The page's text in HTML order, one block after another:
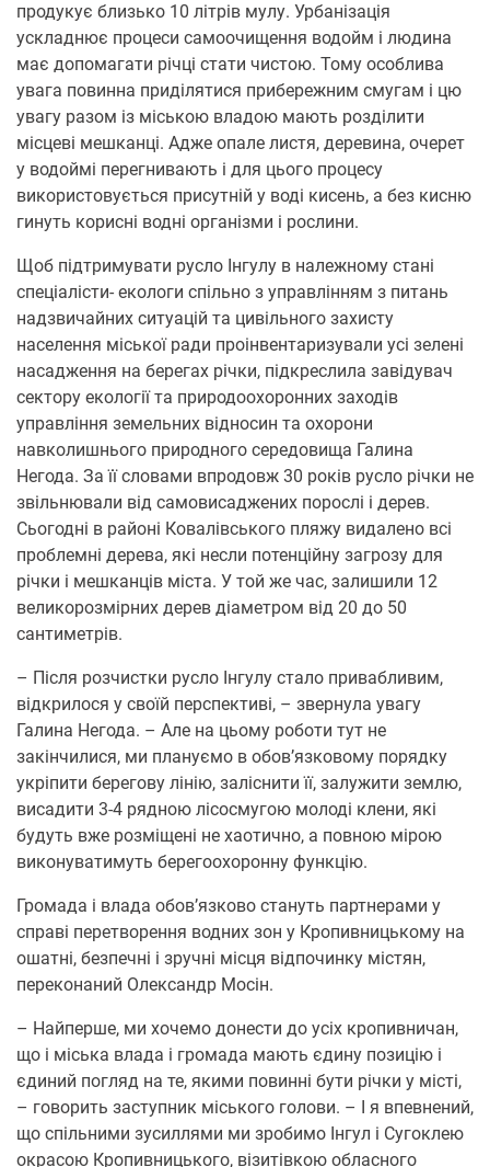
продукує близько 10 літрів мулу. Урбанізація
ускладнює процеси самоочищення водойм і людина
має допомагати річці стати чистою. Тому особлива
увага повинна приділятися прибережним смугам і цю
увагу разом із міською владою мають розділити
місцеві мешканці. Адже опале листя, деревина, очерет
у водоймі перегнивають і для цього процесу
використовується присутній у воді кисень, а без кисню
гинуть корисні водні організми і рослини.
Щоб підтримувати русло Інгулу в належному стані
спеціалісти- екологи спільно з управлінням з питань
надзвичайних ситуацій та цивільного захисту
населення міської ради проінвентаризували усі зелені
насадження на берегах річки, підкреслила завідувач
сектору екології та природоохоронних заходів
управління земельних відносин та охорони
навколишнього природного середовища Галина
Негода. За її словами впродовж 30 років русло річки не
звільнювали від самовисаджених порослі і дерев.
Сьогодні в районі Ковалівського пляжу видалено всі
проблемні дерева, які несли потенційну загрозу для
річки і мешканців міста. У той же час, залишили 12
великорозмірних дерев діаметром від 20 до 50
сантиметрів.
– Після розчистки русло Інгулу стало привабливим,
відкрилося у своїй перспективі, – звернула увагу
Галина Негода. – Але на цьому роботи тут не
закінчилися, ми плануємо в обов’язковому порядку
укріпити берегову лінію, заліснити її, залужити землю,
висадити 3-4 рядною лісосмугою молоді клени, які
будуть вже розміщені не хаотично, а повною мірою
виконуватимуть берегоохоронну функцію.
Громада і влада обов’язково стануть партнерами у
справі перетворення водних зон у Кропивницькому на
ошатні, безпечні і зручні місця відпочинку містян,
переконаний Олександр Мосін.
– Найперше, ми хочемо донести до усіх кропивничан,
що і міська влада і громада мають єдину позицію і
єдиний погляд на те, якими повинні бути річки у місті,
– говорить заступник міського голови. – І я впевнений,
що спільними зусиллями ми зробимо Інгул і Сугоклею
окрасою Кропивницького, візитівкою обласного